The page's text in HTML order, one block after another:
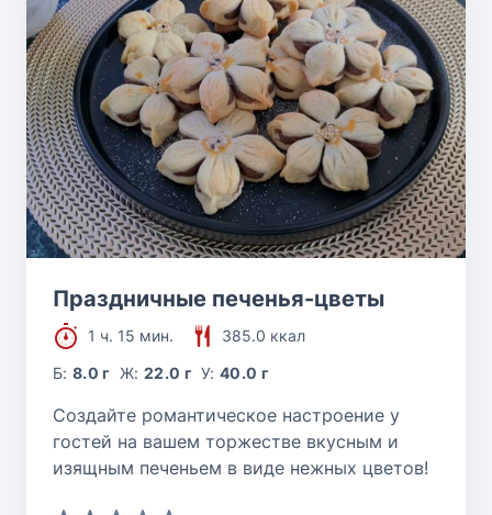
Праздничные печенья-цветы
1 ч. 15 мин.
385.0 ккал
Б:8.0 г Ж: 22.0 г У:40.0 г
Создайте романтическое настроение у
гостей на вашем торжестве вкусным и
изящным печеньем в виде нежных цветов!